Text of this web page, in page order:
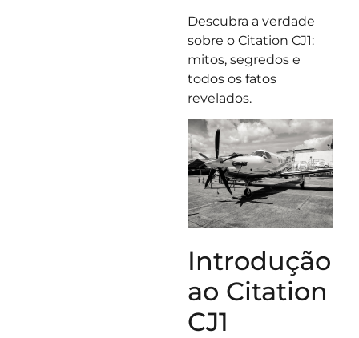
Descubra a verdade
sobre o Citation CJ1:
mitos, segredos e
todos os fatos
revelados.
Introdução
ao Citation
CJ1